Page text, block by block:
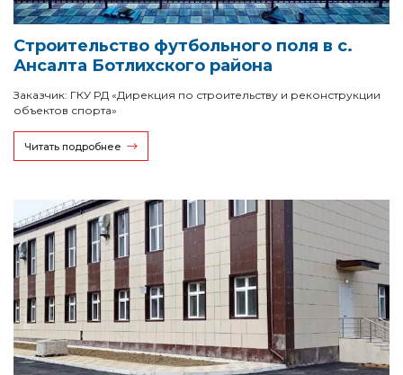
Строительство футбольного поля в с.
Ансалта Ботлихского района
Заказчик: ГКУ РД «Дирекция по строительству и реконструкции
объектов спорта»
Читать подробнее